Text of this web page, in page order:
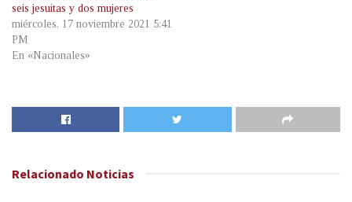
seis jesuitas y dos mujeres
miércoles, 17 noviembre 2021 5:41
PM
En «Nacionales»
Relacionado Noticias